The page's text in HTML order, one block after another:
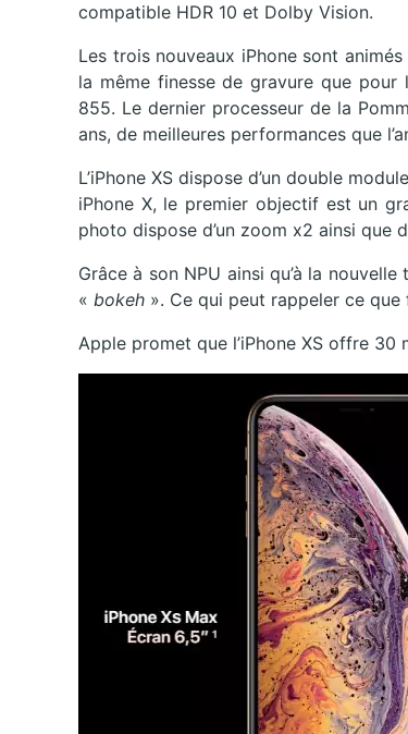
compatible HDR 10 et Dolby Vision.
Les trois nouveaux iPhone sont
la même finesse de gravure que pour
855. Le dernier processeur de la
ans, de meilleures performances que
L’iPhone XS dispose d’un double
iPhone X, le premier objectif est un
photo dispose d’un zoom x2 ainsi que
Grâce à son NPU ainsi qu’à la nouvelle
« bokeh ». Ce qui peut rappeler ce
Apple promet que l’iPhone XS offre 30